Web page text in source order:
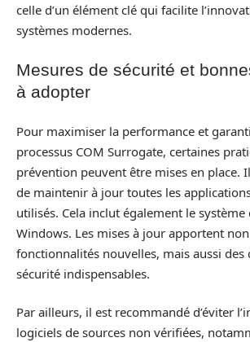
celle d’un élément clé qui facilite
systèmes modernes.
Mesures de sécurité et
à adopter
Pour maximiser la performance et
processus COM Surrogate, certaines
prévention peuvent être mises en place.
de maintenir à jour toutes les
utilisés. Cela inclut également le système
Windows. Les mises à jour apportent
fonctionnalités nouvelles, mais aussi des
sécurité indispensables.
Par ailleurs, il est recommandé d’éviter
logiciels de sources non vérifiées,